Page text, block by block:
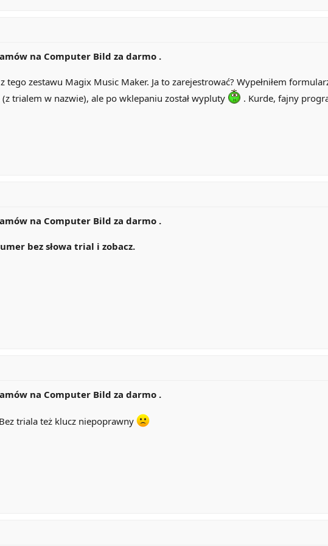
na Computer Bild za darmo .
tego zestawu Magix Music Maker. Ja to zarejestrować? Wypełniłem
trialem w nazwie), ale po wklepaniu został wypluty
. Kurde, fajny
na Computer Bild za darmo .
bez słowa trial i zobacz.
na Computer Bild za darmo .
triala też klucz niepoprawny